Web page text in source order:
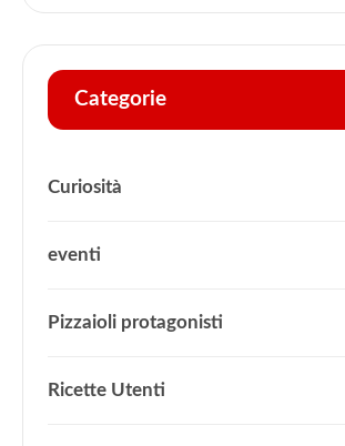
Categorie
Curiosità
eventi
Pizzaioli protagonisti
Ricette Utenti